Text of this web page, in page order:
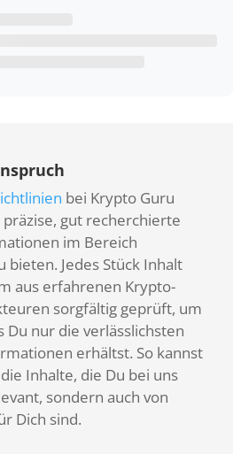
bei Krypto Guru
gut recherchierte
im Bereich
bieten. Jedes Stück Inhalt
aus erfahrenen Krypto-
sorgfältig geprüft, um
Du nur die verlässlichsten
erhältst. So kannst
Inhalte, die Du bei uns
sondern auch von
Dich sind.